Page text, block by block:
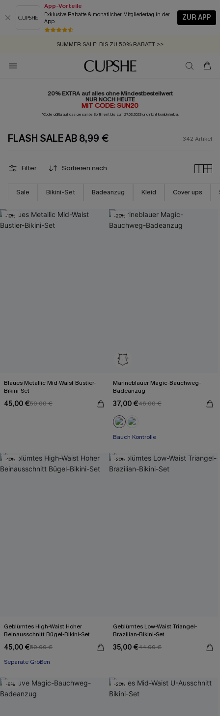
App-Vorteile
Exklusive Rabatte & monatlicher Mitgliedertag in der
App
ZUR APP
GRATIS MASSBAND MIT JEDEM SCHNELLVERSAND-ARTIKEL >>
SUMMER SALE:
ZUM NEWSLETTER:BIS ZU -20% EXTRA ERHALTEN
KOSTENLOSER VERSAND AB 89 €
20% EXTRA auf alles ohne Mindestbestellwert
NUR NOCH HEUTE
MIT CODE: SUN20
*Code gültig auf das gesamte Sortiment bis zum 27.03.2023 und nicht kombinierbar.
FLASH SALE AB 8,99 € 342 Artikel
Filter Sortieren nach
Sale Bikini-Set Badeanzug Kleid Cover ups
-10%
Blaues Metallic Mid-Waist Bustier-
Bikini-Set
45,00 €50,00 €
-20%
Marineblauer Magic-Bauchweg-
Badeanzug
37,00 €46,00 €
Bauch Kontrolle
-10%
Geblümtes High-Waist Hoher
Beinausschnitt Bügel-Bikini-Set
45,00 €50,00 €
Separate Größen
-20%
Geblümtes Low-Waist Triangel-
Brazilian-Bikini-Set
35,00 €44,00 €
-9% -20%